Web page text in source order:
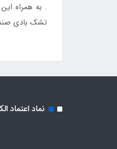
. به همراه
تشک بادی
نماد اعتماد